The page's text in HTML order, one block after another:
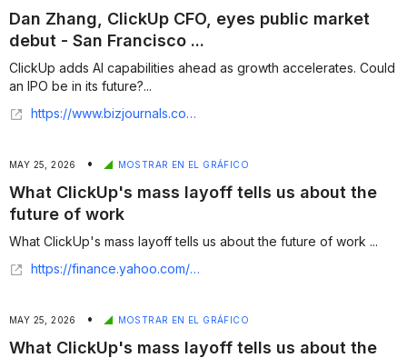
Dan Zhang, ClickUp CFO, eyes public market
debut - San Francisco ...
ClickUp adds AI capabilities ahead as growth accelerates. Could
an IPO be in its future?...
https://www.bizjournals.com/sanfrancisco/news/2026/06/05/dan-zhang-cfo-clckup-ai-ipo-profilea.html
MAY 25, 2026 • MOSTRAR EN EL GRÁFICO
What ClickUp's mass layoff tells us about the
future of work
What ClickUp's mass layoff tells us about the future of work ...
https://finance.yahoo.com/sectors/technology/articles/clickup-mass-layoff-tells-us-160000132.html
MAY 25, 2026 • MOSTRAR EN EL GRÁFICO
What ClickUp's mass layoff tells us about the